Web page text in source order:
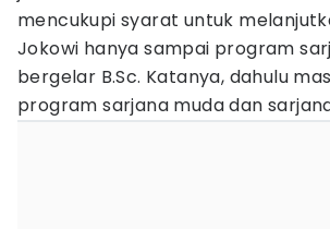
mencukupi syarat untuk
Jokowi hanya sampai program
bergelar B.Sc. Katanya, dahulu
program sarjana muda dan